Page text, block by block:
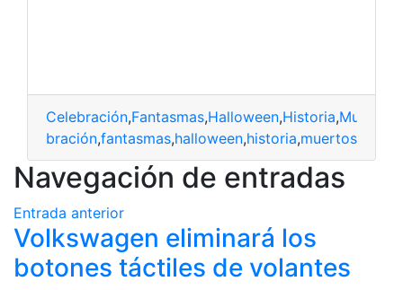
Celebración,Fantasmas,Halloween,Historia,Muerte
celebración,fantasmas,halloween,historia,muertos
Navegación de entradas
Entrada anterior
Volkswagen eliminará los
botones táctiles de volantes